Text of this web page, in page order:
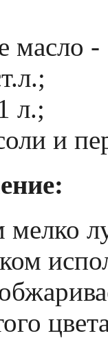
масло -
л.;
и
мелко